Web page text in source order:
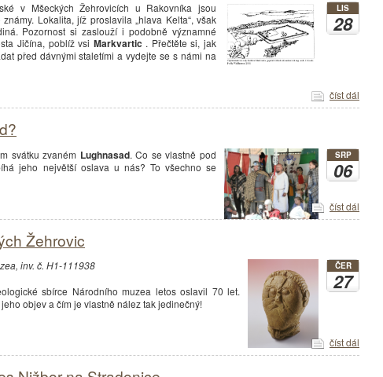
LIS
28
v Mšeckých Žehrovicích u Rakovníka jsou
Lokalita, jíž proslavila „hlava Kelta“, však
Pozornost si zaslouží i podobně významné
Jičína, poblíž vsi Markvartic . Přečtěte si, jak
před dávnými staletími a vydejte se s námi na
číst dál
SRP
06
svátku zvaném Lughnasad. Co se vlastně pod
jeho největší oslava u nás? To všechno se
číst dál
Žehrovic
ČER
27
inv. č. H1-111938
sbírce Národního muzea letos oslavil 70 let.
objev a čím je vlastně nález tak jedinečný!
číst dál